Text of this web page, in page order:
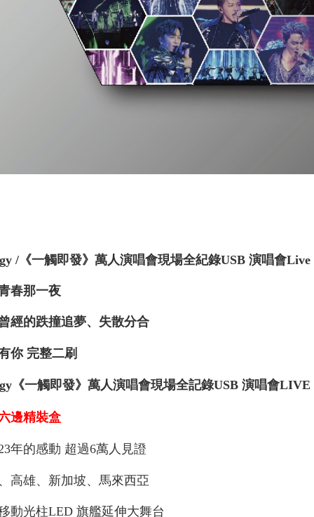
/《一觸即發》萬人演唱會現場全紀錄USB 演唱會Live
春那一夜
經的跌撞追夢、失散分合
你 完整二刷
《一觸即發》萬人演唱會現場全記錄USB 演唱會LIVE
邊精裝盒
年的感動 超過6萬人見證
高雄、新加坡、馬來西亞
動光柱LED 旗艦延伸大舞台